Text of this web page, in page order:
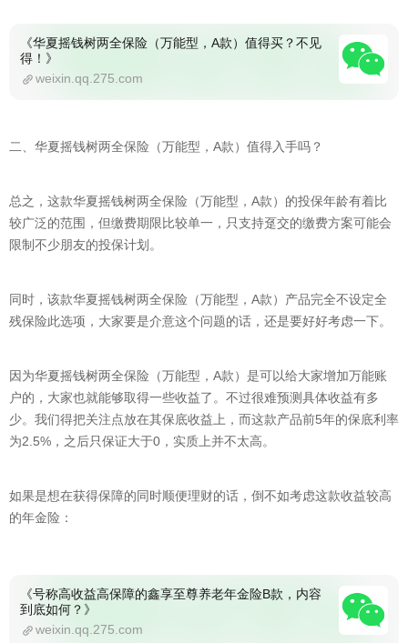
《华夏摇钱树两全保险（万能型，A款）值得买？不见
得！》
weixin.qq.275.com
二、华夏摇钱树两全保险（万能型，A款）值得入手吗？
总之，这款华夏摇钱树两全保险（万能型，A款）的投保年龄有着比
较广泛的范围，但缴费期限比较单一，只支持趸交的缴费方案可能会
限制不少朋友的投保计划。
同时，该款华夏摇钱树两全保险（万能型，A款）产品完全不设定全
残保险此选项，大家要是介意这个问题的话，还是要好好考虑一下。
因为华夏摇钱树两全保险（万能型，A款）是可以给大家增加万能账
户的，大家也就能够取得一些收益了。不过很难预测具体收益有多
少。我们得把关注点放在其保底收益上，而这款产品前5年的保底利率
为2.5%，之后只保证大于0，实质上并不太高。
如果是想在获得保障的同时顺便理财的话，倒不如考虑这款收益较高
的年金险：
《号称高收益高保障的鑫享至尊养老年金险B款，内容
到底如何？》
weixin.qq.275.com